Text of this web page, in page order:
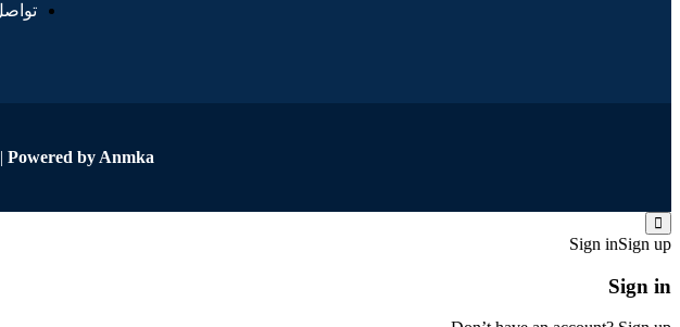
Powered by Anmka
Sign inSign up
Sign in